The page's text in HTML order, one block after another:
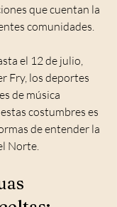
que cuentan la
comunidades.
el 12 de julio,
Fry, los deportes
de música
costumbres es
de entender la
Norte.